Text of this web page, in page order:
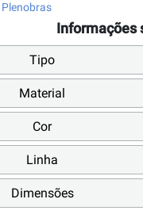
Plenobras
Informações
Tipo
Material
Cor
Linha
Dimensões